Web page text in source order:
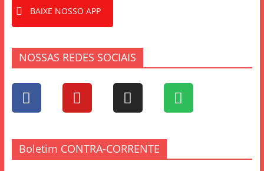
BAIXE NOSSO APP
NOSSAS REDES SOCIAIS
Boletim CONTRA-CORRENTE